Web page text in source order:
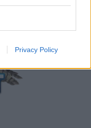
Privacy Policy